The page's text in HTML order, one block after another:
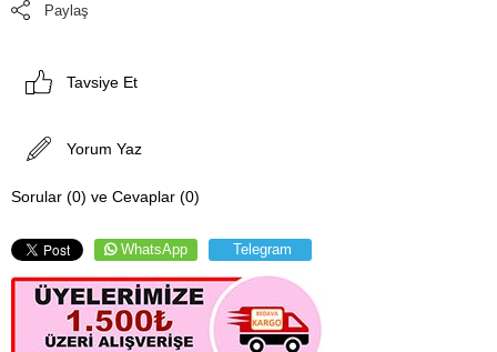
Paylaş
Tavsiye Et
Yorum Yaz
Sorular (0) ve Cevaplar (0)
WhatsApp Telegram